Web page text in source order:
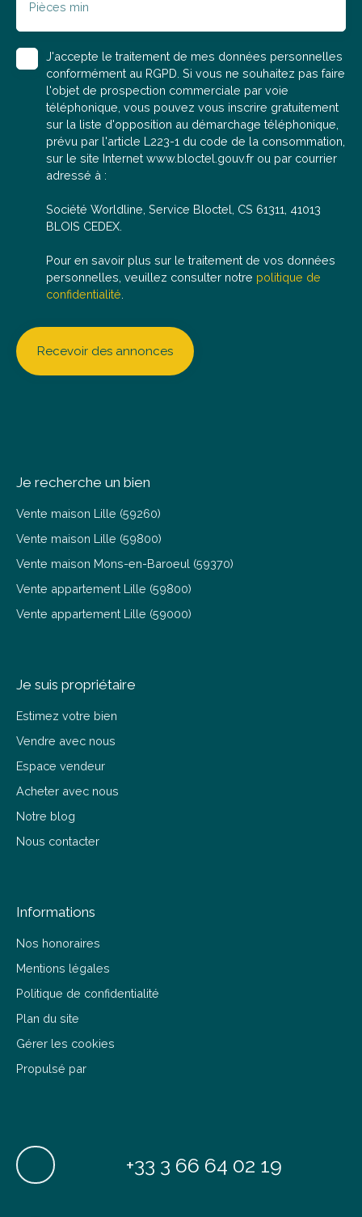
Pièces min
J'accepte le traitement de mes données personnelles
conformément au RGPD. Si vous ne souhaitez pas faire
l'objet de prospection commerciale par voie
téléphonique, vous pouvez vous inscrire gratuitement
sur la liste d'opposition au démarchage téléphonique,
prévu par l'article L223-1 du code de la consommation,
sur le site Internet www.bloctel.gouv.fr ou par courrier
adressé à :
Société Worldline, Service Bloctel, CS 61311, 41013
BLOIS CEDEX.
Pour en savoir plus sur le traitement de vos données
personnelles, veuillez consulter notre politique de
confidentialité
Recevoir des annonces
Je recherche un bien
Vente maison Lille (59260)
Vente maison Lille (59800)
Vente maison Mons-en-Baroeul (59370)
Vente appartement Lille (59800)
Vente appartement Lille (59000)
Je suis propriétaire
Estimez votre bien
Vendre avec nous
Espace vendeur
Acheter avec nous
Notre blog
Nous contacter
Informations
Nos honoraires
Mentions légales
Politique de confidentialité
Plan du site
Gérer les cookies
Propulsé par
+33 3 66 64 02 19